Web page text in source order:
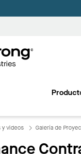
y videos Galería de